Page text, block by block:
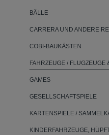
BÄLLE
CARRERA UND ANDERE
COBI-BAUKÄSTEN
FAHRZEUGE / FLUGZEUGE
GAMES
GESELLSCHAFTSPIELE
KARTENSPIELE /
KINDERFAHRZEUGE,